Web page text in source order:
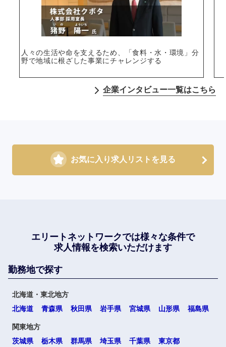
人々の生活や命を支えるため、「食料・水・環境」分
野で地域に根ざした事業にチャレンジする
企業インタビュー一覧はこちら
お気に入り求人リストを見る
エリートネットワークでは様々な条件で
求人情報を検索いただけます
勤務地で探す
北海道・東北地方
北海道
青森県 秋田県 岩手県 宮城県 山形県 福島県
関東地方
茨城県
栃木県 群馬県 埼玉県 千葉県
東京都